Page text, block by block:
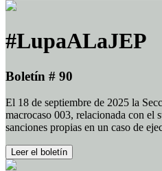
#LupaALaJEP
Boletín # 90
El 18 de septiembre de 2025 la
macrocaso 003, relacionada con
sanciones propias en un caso de
Leer el boletín